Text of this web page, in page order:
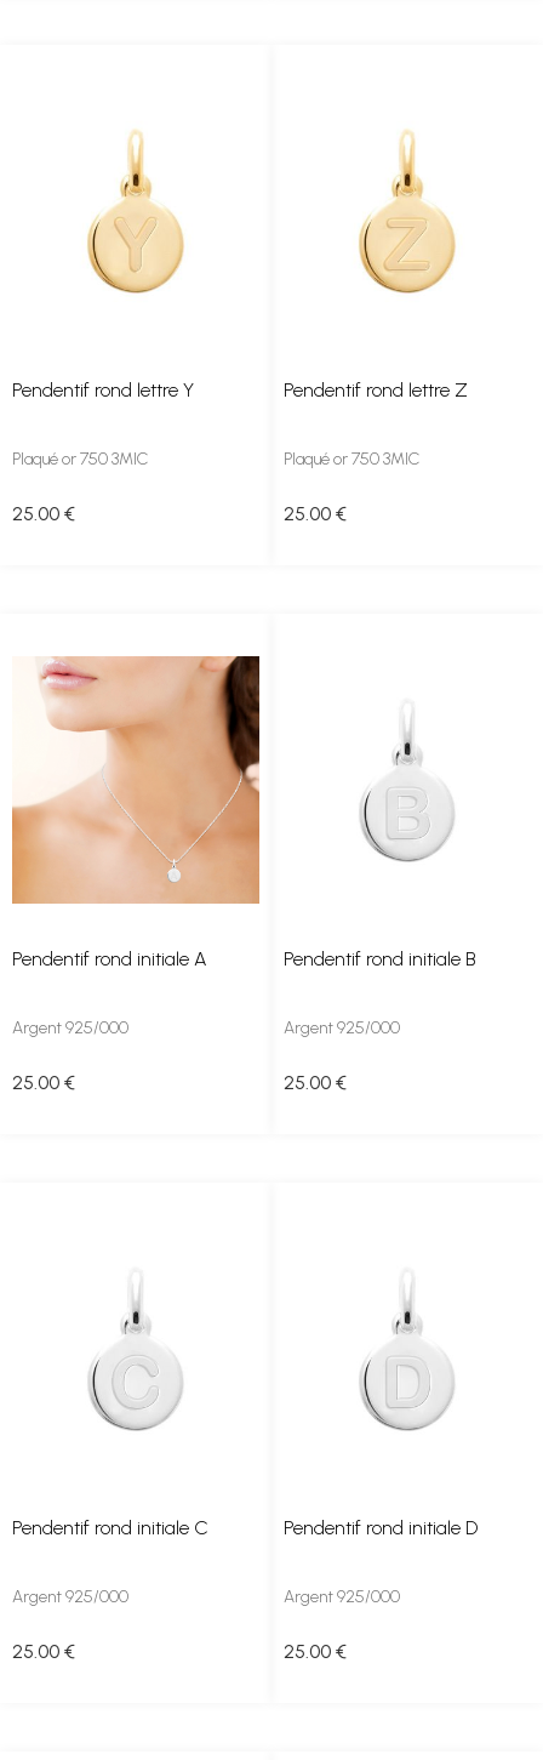
Pendentif rond lettre Y
Plaqué or 750 3MIC
25 .00 €
Pendentif rond lettre Z
Plaqué or 750 3MIC
25 .00 €
Pendentif rond initiale A
Argent 925/000
25 .00 €
Pendentif rond initiale B
Argent 925/000
25 .00 €
Pendentif rond initiale C
Argent 925/000
25 .00 €
Pendentif rond initiale D
Argent 925/000
25 .00 €